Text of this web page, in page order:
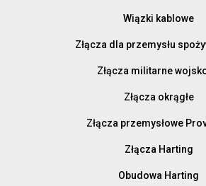
Wiązki kablowe
Złącza dla przemysłu
Złącza militarne
Złącza okrągłe
Złącza przemysłowe
Złącza Harting
Obudowa Harting